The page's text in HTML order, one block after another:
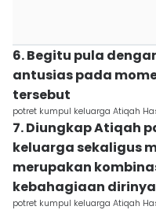
6. Begitu pula
antusias pada
tersebut
potret kumpul keluarga Atiqah
7. Diungkap Atiqah
keluarga sekaligus
merupakan
kebahagiaan dirinya
potret kumpul keluarga Atiqah